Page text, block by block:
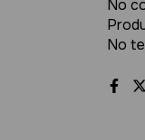
No
No